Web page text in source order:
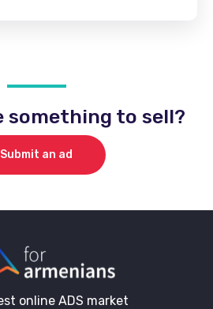
something to sell?
Submit an ad
online ADS market